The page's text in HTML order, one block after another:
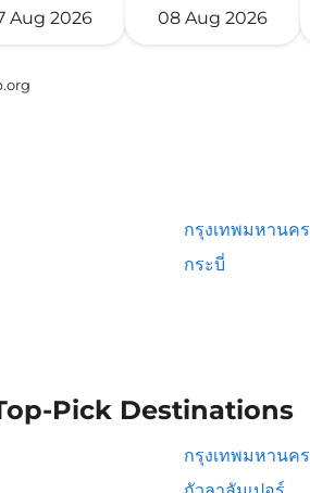
Aug 2026 08 Aug 2026
กรุงเทพมหานคร
กระบี่
Pick Destinations
กรุงเทพมหานคร